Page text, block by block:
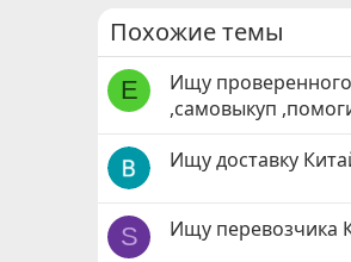
Похожие темы
Е
Ищу
,самовыкуп
Ищу доставку
S Ищу перевозчика